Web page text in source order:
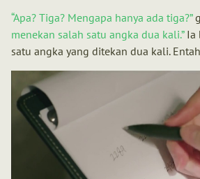
Apa? Tiga? Mengapa hanya ada tiga?
menekan salah satu angka dua kali. Ia
satu angka yang ditekan dua kali.